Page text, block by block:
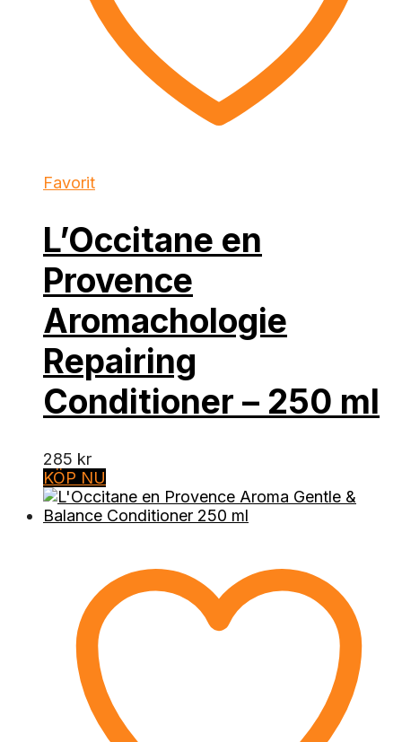
Favorit
L’Occitane en
Provence
Aromachologie
Repairing
Conditioner – 250 ml
285 kr
KÖP NU